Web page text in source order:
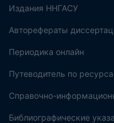
Издания ННГАСУ
Авторефераты
Периодика онлайн
Путеводитель по
Справочно-
Библиографические